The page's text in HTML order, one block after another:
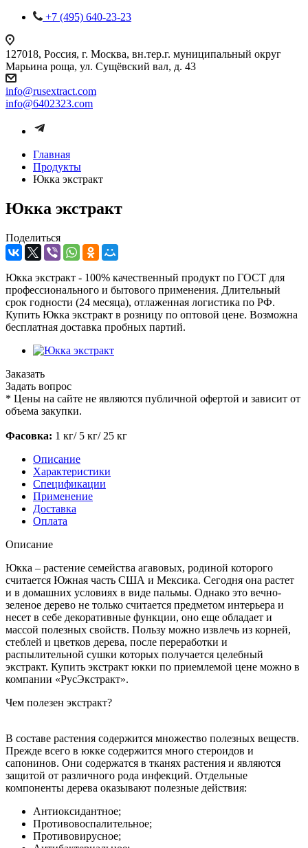
+7 (495) 640-23-23
127018, Россия, г. Москва, вн.тер.г. муниципальный округ
Марьина роща, ул. Сущёвский вал, д. 43
info@rusextract.com
info@6402323.com
Главная
Продукты
Юкка экстракт
Юкка экстракт
Поделиться
Юкка экстракт - 100% качественный продукт по ГОСТ для
профессионального и бытового применения. Длительный
срок годности (24 месяца), отлаженная логистика по РФ.
Купить Юкка экстракт в розницу по оптовой цене. Возможна
бесплатная доставка пробных партий.
Заказать
Задать вопрос
* Цены на сайте не являются публичной офертой и зависит от
объема закупки.
Фасовка: 1 кг/ 5 кг/ 25 кг
Описание
Характеристики
Спецификации
Применение
Доставка
Оплата
Описание
Юкка – растение семейства агавовых, родиной которого
считается Южная часть США и Мексика. Сегодня она растет
и в домашних условиях в виде пальмы. Однако это вечно-
зеленое дерево не только считается предметом интерьера и
несет в себе декоративные функции, оно еще обладает и
массой полезных свойств. Пользу можно извлечь из корней,
стеблей и цветков дерева, после переработки и
распылительной сушки которых получается целебный
экстракт. Купить экстракт юкки по приемлемой цене можно в
компании «РусЭкстракт».
Чем полезен экстракт?
В составе растения содержится множество полезных веществ.
Прежде всего в юкке содержится много стероидов и
сапонинов. Они содержатся в тканях растения и являются
защитой от различного рода инфекций. Отдельные
компоненты дерева оказывают полезные действия:
Антиоксидантное;
Противовоспалительное;
Противовирусное;